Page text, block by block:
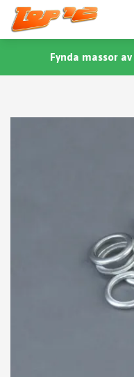
Fynda massor